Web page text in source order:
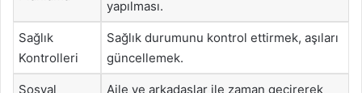
yapılması.
Sağlık
Kontrolleri
Sağlık durumunu kontrol ettirmek, aşıları
güncellemek.
Sosyal
Aile ve arkadaşlar ile zaman geçirerek